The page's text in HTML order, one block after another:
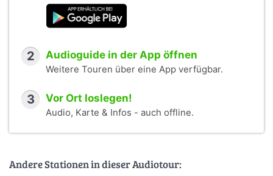
2 Audioguide in der App öffnen
Weitere Touren über eine App verfügbar.
3 Vor Ort loslegen!
Audio, Karte & Infos - auch offline.
Andere Stationen in dieser Audiotour: